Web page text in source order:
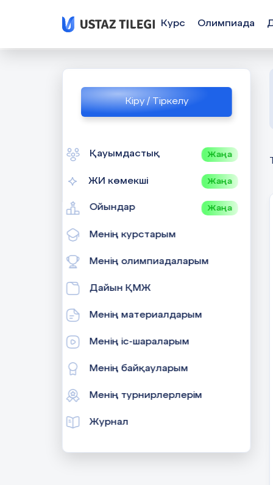
Кіру / Тіркелу
Қауымдастық Жаңа
ЖИ көмекші Жаңа
Ойындар Жаңа
Менің курстарым
Менің олимпиадаларым
Дайын ҚМЖ
Менің материалдарым
Менің іс-шараларым
Менің байқауларым
Менің турнирлерлерім
Журнал
Курс Олимпиада